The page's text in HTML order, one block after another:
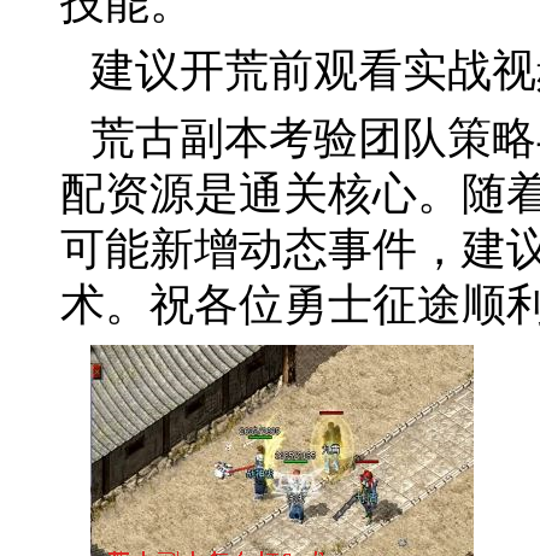
建议开荒前观看实战
荒古副本考验团队策
配资源是通关核心。随
可能新增动态事件，建
术。祝各位勇士征途顺